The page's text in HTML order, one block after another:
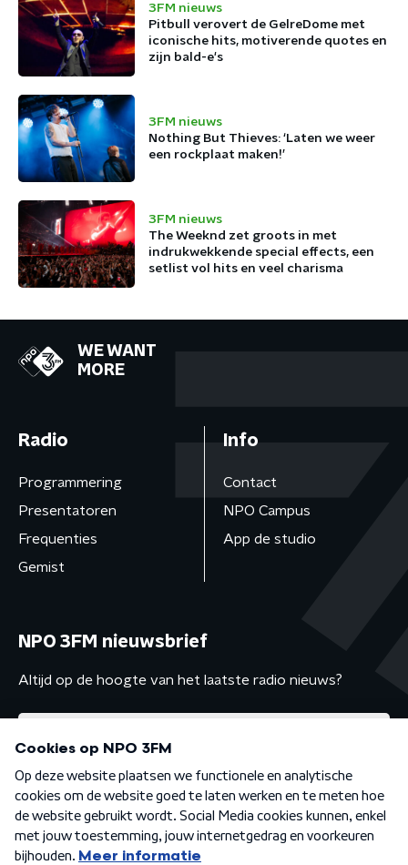
3FM nieuws
Pitbull verovert de GelreDome met
iconische hits, motiverende quotes en
zijn bald-e's
3FM nieuws
Nothing But Thieves: ‘Laten we weer
een rockplaat maken!’
3FM nieuws
The Weeknd zet groots in met
indrukwekkende special effects, een
setlist vol hits en veel charisma
WE WANT
MORE
Radio
Programmering
Presentatoren
Frequenties
Gemist
Info
Contact
NPO Campus
App de studio
NPO 3FM nieuwsbrief
Altijd op de hoogte van het laatste radio nieuws?
Algemene voorwaarden Privacybeleid